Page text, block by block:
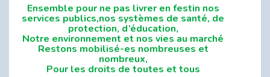
Ensemble pour ne pas livrer en festin nos
services publics,nos systèmes de santé, de
protection, d’éducation,
Notre environnement et nos vies au marché
Restons mobilisé-es nombreuses et
nombreux,
Pour les droits de toutes et tous